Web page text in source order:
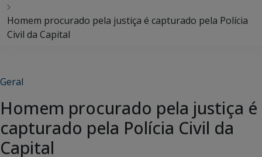
Homem procurado pela justiça é capturado pela Polícia
Civil da Capital
Geral
Homem procurado pela justiça é
capturado pela Polícia Civil da
Capital